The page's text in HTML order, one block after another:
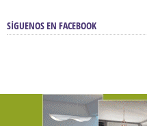
SÍGUENOS EN FACEBOOK